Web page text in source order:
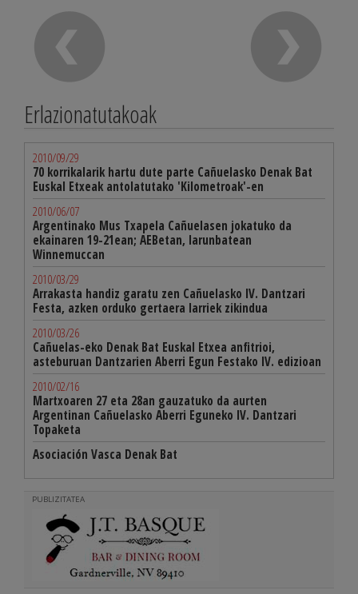
Erlazionatutakoak
2010/09/29
70 korrikalarik hartu dute parte Cañuelasko Denak Bat
Euskal Etxeak antolatutako 'Kilometroak'-en
2010/06/07
Argentinako Mus Txapela Cañuelasen jokatuko da
ekainaren 19-21ean; AEBetan, larunbatean
Winnemuccan
2010/03/29
Arrakasta handiz garatu zen Cañuelasko IV. Dantzari
Festa, azken orduko gertaera larriek zikindua
2010/03/26
Cañuelas-eko Denak Bat Euskal Etxea anfitrioi,
asteburuan Dantzarien Aberri Egun Festako IV. edizioan
2010/02/16
Martxoaren 27 eta 28an gauzatuko da aurten
Argentinan Cañuelasko Aberri Eguneko IV. Dantzari
Topaketa
Asociación Vasca Denak Bat
PUBLIZITATEA